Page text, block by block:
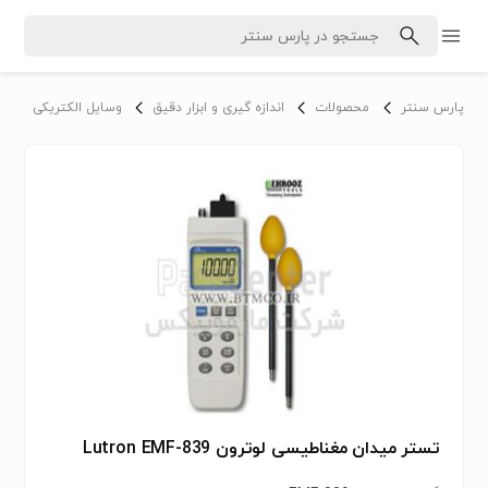
پارس سنتر محصولات اندازه گیری و ابزار دقیق وسایل الکتریکی
تستر میدان مغناطیسی لوترون Lutron EMF-839